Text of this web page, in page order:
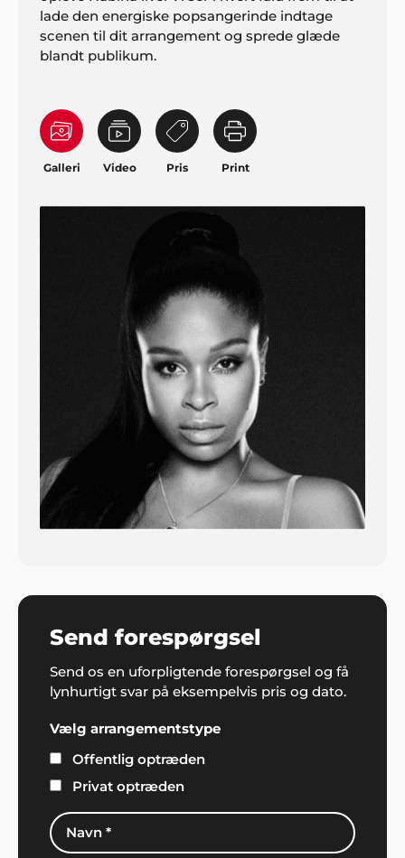
lade den energiske popsangerinde indtage
scenen til dit arrangement og sprede glæde
blandt publikum.
Galleri Video Pris Print
Send forespørgsel
Send os en uforpligtende forespørgsel og få
lynhurtigt svar på eksempelvis pris og dato.
Vælg arrangementstype
Offentlig optræden
Privat optræden